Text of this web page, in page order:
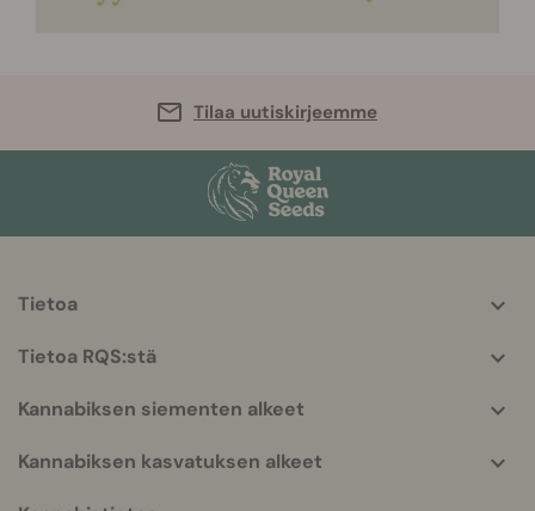
Tilaa uutiskirjeemme
More
info
Tietoa
Tietoa RQS:stä
Kannabiksen siementen alkeet
Kannabiksen kasvatuksen alkeet